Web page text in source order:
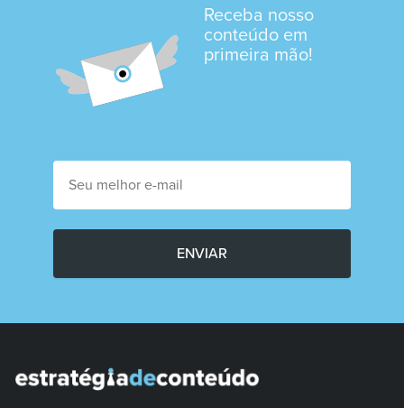
Receba nosso
conteúdo em
primeira mão!
ENVIAR